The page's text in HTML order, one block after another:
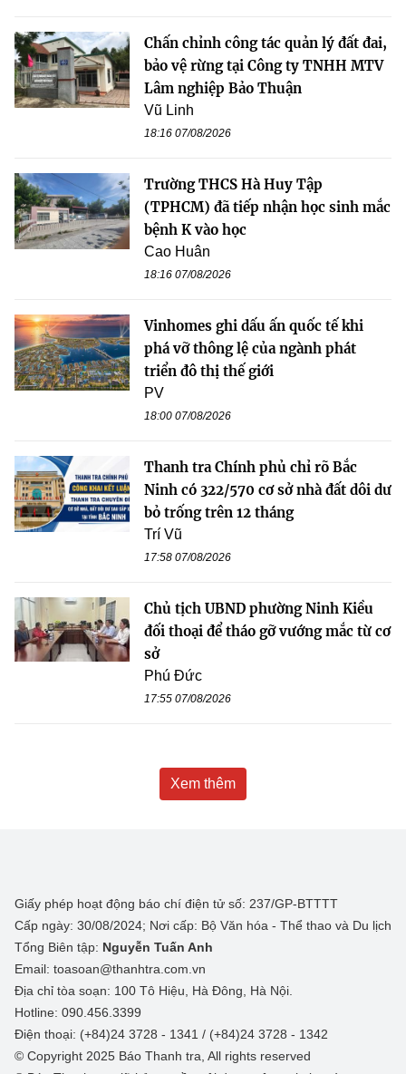
Chấn chỉnh công tác quản lý đất đai,
bảo vệ rừng tại Công ty TNHH MTV
Lâm nghiệp Bảo Thuận
Vũ Linh
18:16 07/08/2026
Trường THCS Hà Huy Tập
(TPHCM) đã tiếp nhận học sinh mắc
bệnh K vào học
Cao Huân
18:16 07/08/2026
Vinhomes ghi dấu ấn quốc tế khi
phá vỡ thông lệ của ngành phát
triển đô thị thế giới
PV
18:00 07/08/2026
Thanh tra Chính phủ chỉ rõ Bắc
Ninh có 322/570 cơ sở nhà đất dôi dư
bỏ trống trên 12 tháng
Trí Vũ
17:58 07/08/2026
Chủ tịch UBND phường Ninh Kiều
đối thoại để tháo gỡ vướng mắc từ cơ
sở
Phú Đức
17:55 07/08/2026
Xem thêm
Giấy phép hoạt động báo chí điện tử số: 237/GP-BTTTT
Cấp ngày: 30/08/2024; Nơi cấp: Bộ Văn hóa - Thể thao và Du lịch
Tổng Biên tập: Nguyễn Tuấn Anh
Email: toasoan@thanhtra.com.vn
Địa chỉ tòa soạn: 100 Tô Hiệu, Hà Đông, Hà Nội.
Hotline: 090.456.3399
Điện thoại: (+84)24 3728 - 1341 / (+84)24 3728 - 1342
© Copyright 2025 Báo Thanh tra, All rights reserved